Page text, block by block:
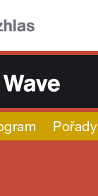
Pořady